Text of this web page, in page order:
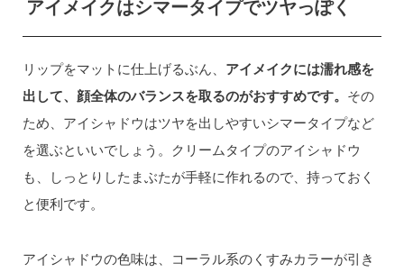
アイメイクはシマータイプでツヤっぽく
リップをマットに仕上げるぶん、 アイメイクには濡れ感を
出して、顔全体のバランスを取るのがおすすめです。 その
ため、アイシャドウはツヤを出しやすいシマータイプなど
を選ぶといいでしょう。クリームタイプのアイシャドウ
も、しっとりしたまぶたが手軽に作れるので、持っておく
と便利です。
アイシャドウの色味は、コーラル系のくすみカラーが引き